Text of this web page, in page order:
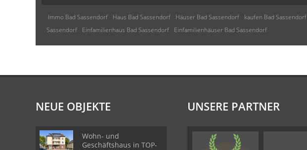
Immo Bad Sassendorf Haus Bad Sassendorf Häuser Bad Sassendorf kaufen Bad Sassendorf
Sassendorf
Einfamilienhaus Bad Sassendorf Einfamilienhäuser Bad Sassendorf
NEUE OBJEKTE
Wohn- und
Geschäftshaus in TOP-
UNSERE PARTNER